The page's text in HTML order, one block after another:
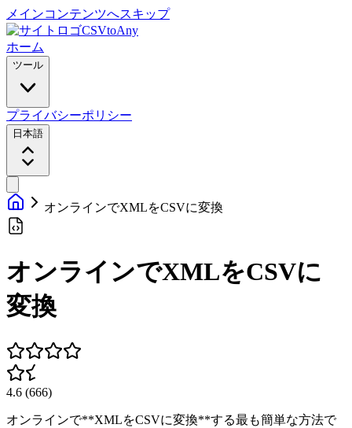
メインコンテンツへスキップ
CSVtoAny
ホーム
ツール
プライバシーポリシー
日本語
オンラインでXMLをCSVに変換
オンラインでXMLをCSVに
変換
4.6 (666)
オンラインで**XMLをCSVに変換**する最も簡単な方法で